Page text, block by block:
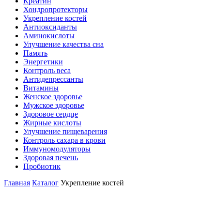
Хондропротекторы
Укрепление костей
Антиоксиданты
Аминокислоты
Улучшение качества сна
Память
Энергетики
Контроль веса
Антидепрессанты
Витамины
Женское здоровье
Мужское здоровье
Здоровое сердце
Жирные кислоты
Улучшение пищеварения
Контроль сахара в крови
Иммуномодуляторы
Здоровая печень
Пробиотик
Главная Каталог Укрепление костей